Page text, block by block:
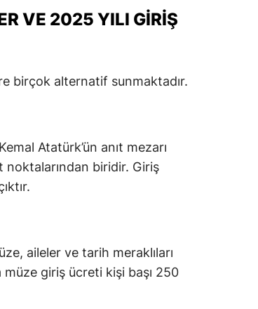
VE 2025 YILI GIRIŞ
birçok alternatif sunmaktadır.
Atatürk’ün anıt mezarı
noktalarından biridir. Giriş
aileler ve tarih meraklıları
müze giriş ücreti kişi başı 250